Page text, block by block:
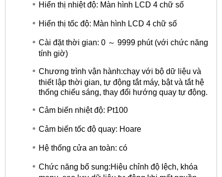
Hiển thị nhiệt độ: Màn hình LCD 4 chữ số
Hiển thị tốc độ: Màn hình LCD 4 chữ số
Cài đặt thời gian: 0 ～ 9999 phút (với chức năng
tính giờ)
Chương trình vận hành:chạy với bộ dữ liệu và
thiết lập thời gian, tự động tắt máy, bật và tắt hệ
thống chiếu sáng, thay đổi hướng quay tự động.
Cảm biến nhiệt độ: Pt100
Cảm biến tốc độ quay: Hoare
Hệ thống cửa an toàn: có
Chức năng bổ sung:Hiệu chỉnh độ lệch, khóa